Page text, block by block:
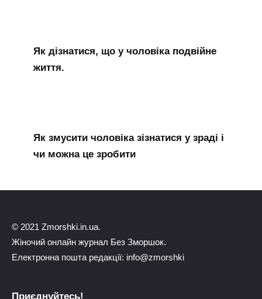
Як дізнатися, що у чоловіка подвійне
життя.
Як змусити чоловіка зізнатися у зраді і
чи можна це зробити
© 2021 Zmorshki.in.ua.
Жіночий онлайн журнал Без Зморшок.
Електронна пошта редакції: info@zmorshki
Приєднуйтесь!